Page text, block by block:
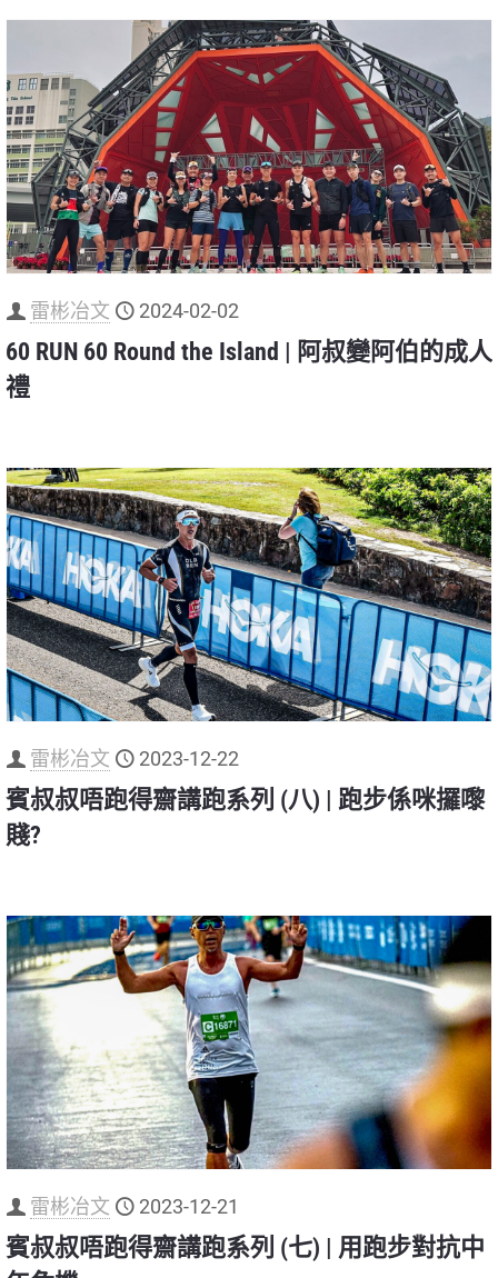
雷彬冶文 2024-02-02
60 RUN 60 Round the Island | 阿叔變阿伯的成人
禮
雷彬冶文 2023-12-22
賓叔叔唔跑得齋講跑系列 (八) | 跑步係咪攞嚟
賤?
雷彬冶文 2023-12-21
賓叔叔唔跑得齋講跑系列 (七) | 用跑步對抗中